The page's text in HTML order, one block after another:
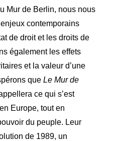
Mur de Berlin, nous nous
contemporains
de droit et les droits de
également les effets
et la valeur d’une
que Le Mur de
ce qui s’est
Europe, tout en
du peuple. Leur
de 1989, un